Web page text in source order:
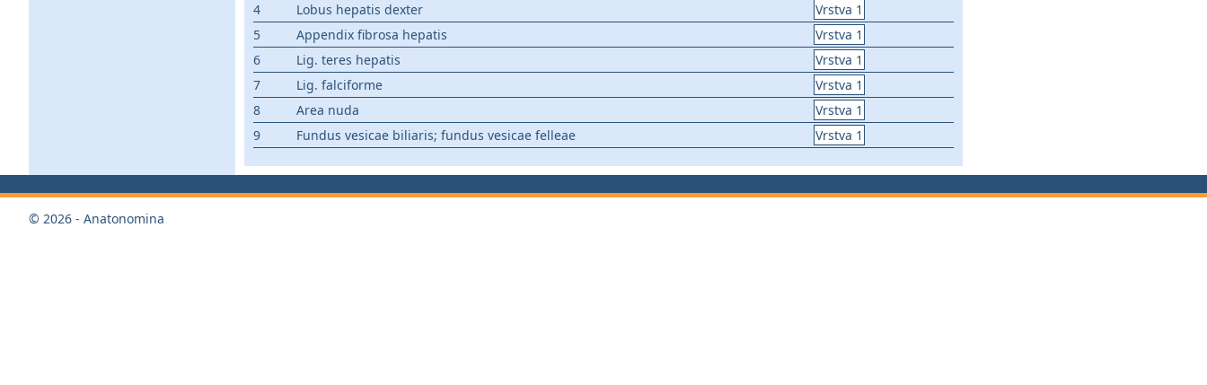
4
Lobus hepatis dexter
Vrstva 1
5
Appendix fibrosa hepatis
Vrstva 1
6
Lig. teres hepatis
Vrstva 1
7
Lig. falciforme
Vrstva 1
8
Area nuda
Vrstva 1
9
Fundus vesicae biliaris; fundus vesicae felleae Vrstva 1
© 2026 - Anatonomina